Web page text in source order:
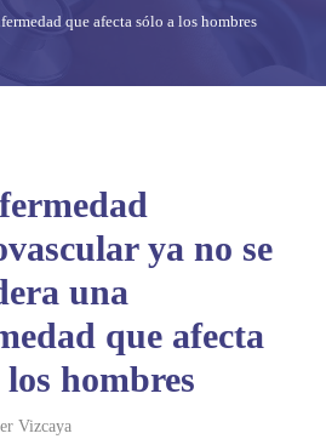
que afecta sólo a los hombres
ya no se
una
que afecta
los hombres
Vizcaya